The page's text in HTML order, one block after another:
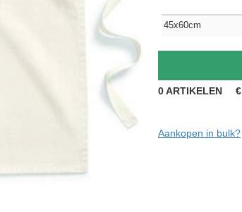
45x60cm
0ARTIKELEN €
Aankopen in bulk?